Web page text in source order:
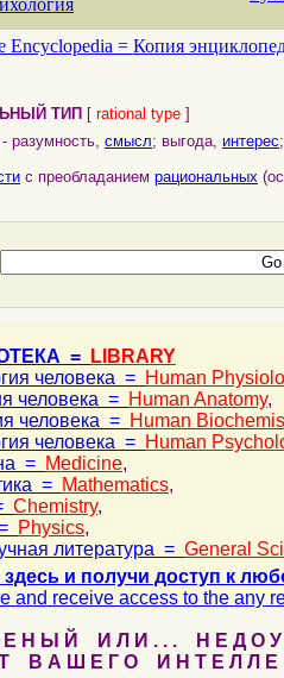
Encyclopedia = Копия
ТИП [ rational type ]
смысл; выгода, интерес
с преобладанием рациональных
=
LIBRARY
человека = Human
человека = Human Anatomy,
человека = Human
человека = Human
= Medicine,
= Mathematics,
Chemistry,
Physics,
литература = General
и получи доступ к
and receive access to the any
Н Ы Й И Л И . . . Н Е Д О У
В А Ш Е Г О И Н Т Е Л Л Е